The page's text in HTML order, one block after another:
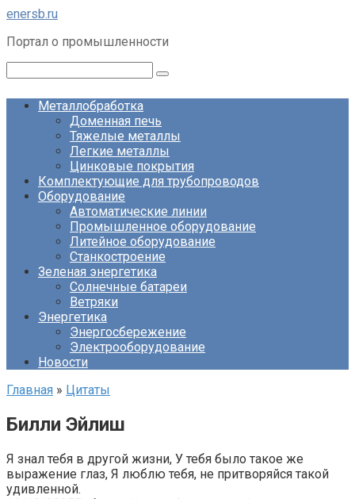
Перейти
контенту
enersb.ru
Портал о промышленности
Металлобработка
Доменная печь
Тяжелые металлы
Легкие металлы
Цинковые покрытия
Комплектующие для трубопроводов
Оборудование
Автоматические линии
Промышленное оборудование
Литейное оборудование
Станкостроение
Зеленая энергетика
Солнечные батареи
Ветряки
Энергетика
Энергосбережение
Электрооборудование
Новости
Главная » Цитаты
Билли Эйлиш
Я знал тебя в другой жизни, У тебя было такое же
выражение глаз, Я люблю тебя, не притворяйся такой
удивленной.